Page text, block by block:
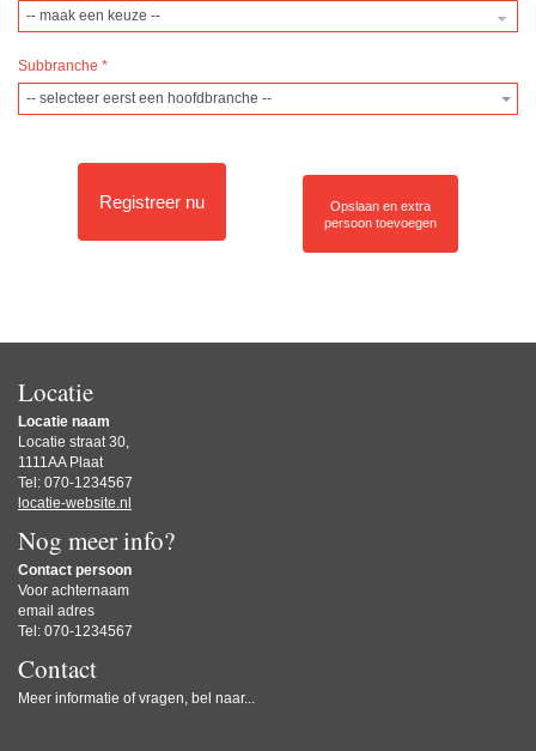
Subbranche *
-- selecteer eerst een hoofdbranche --
Registreer nu
Opslaan en extra
persoon toevoegen
Locatie
Locatie naam
Locatie straat 30,
1111AA Plaat
Tel: 070-1234567
locatie-website.nl
Nog meer info?
Contact persoon
Voor achternaam
email adres
Tel: 070-1234567
Contact
Meer informatie of vragen, bel naar...